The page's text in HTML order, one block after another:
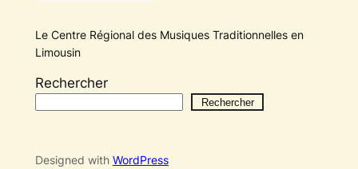
Le Centre Régional des Musiques Traditionnelles en
Limousin
Rechercher
Rechercher
Designed with WordPress